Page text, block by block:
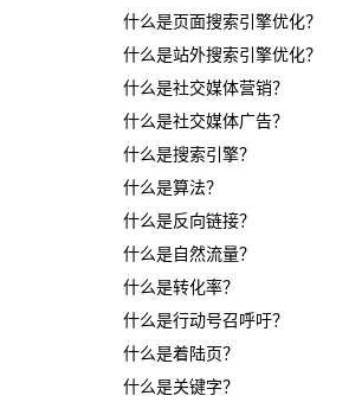
什么是页面搜索引擎优化？
什么是站外搜索引擎优化？
什么是社交媒体营销？
什么是社交媒体广告？
什么是搜索引擎？
什么是算法？
什么是反向链接？
什么是自然流量？
什么是转化率？
什么是行动号召呼吁？
什么是着陆页？
什么是关键字？